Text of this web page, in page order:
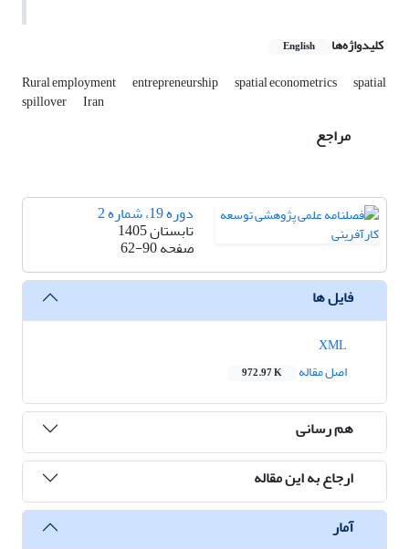
کلیدواژه‌ها English
Rural employment entrepreneurship spatial econometrics spatial
spillover Iran
مراجع
دوره 19، شماره 2
تابستان 1405
صفحه62-90
فایل ها
اصل مقاله
972.97 K
هم رسانی
ارجاع به این مقاله
آمار